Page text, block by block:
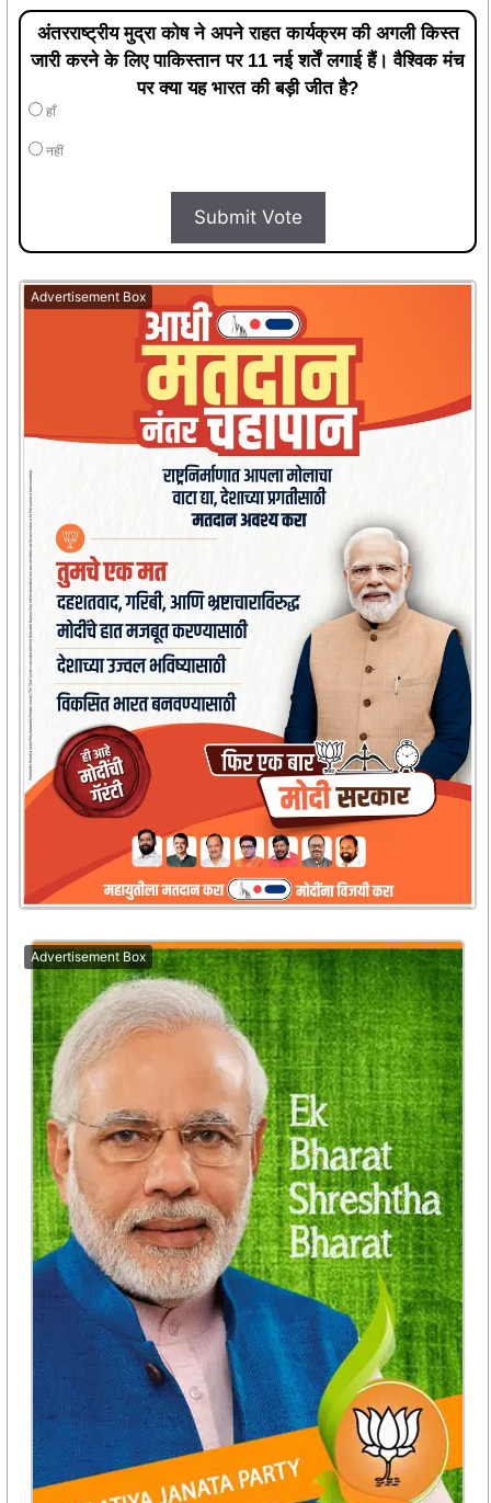
अंतरराष्ट्रीय मुद्रा कोष ने अपने राहत कार्यक्रम की अगली किस्त
जारी करने के लिए पाकिस्तान पर 11 नई शर्तें लगाई हैं। वैश्विक मंच
पर क्या यह भारत की बड़ी जीत है?
हाँ
नहीं
Submit Vote
Advertisement Box
Advertisement Box